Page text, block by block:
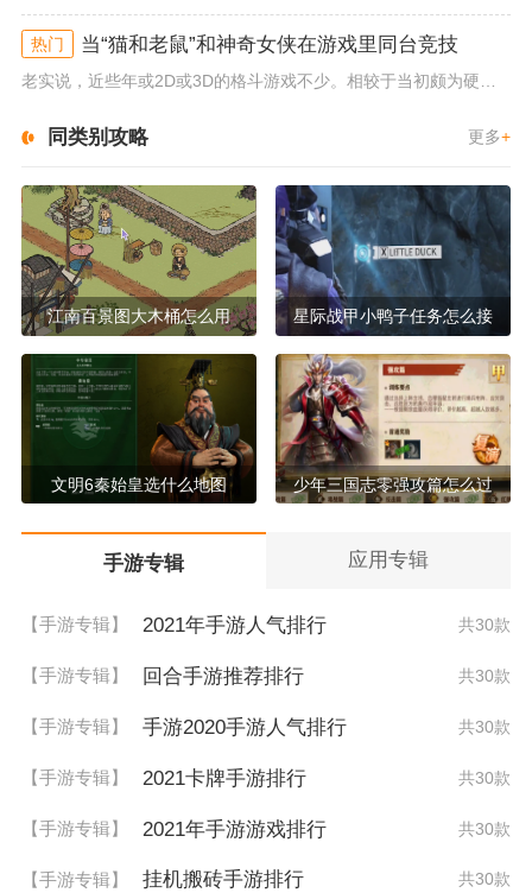
热门 当“猫和老鼠”和神奇女侠在游戏里同台竞技
老实说，近些年或2D或3D的格斗游戏不少。相较于当初颇为硬核的难度。如今这类游戏大都以较低的游玩门槛，独特的技能机制吸引...
同类别攻略 更多+
江南百景图大木桶怎么用 星际战甲小鸭子任务怎么接
文明6秦始皇选什么地图 少年三国志零强攻篇怎么过
手游专辑 应用专辑
【手游专辑】 2021年手游人气排行 共30款
【手游专辑】 回合手游推荐排行 共30款
【手游专辑】 手游2020手游人气排行 共30款
【手游专辑】 2021卡牌手游排行 共30款
【手游专辑】 2021年手游游戏排行 共30款
【手游专辑】 挂机搬砖手游排行 共30款